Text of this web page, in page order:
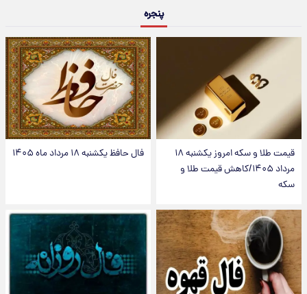
پنجره
قیمت طلا و سکه امروز یکشنبه ۱۸
مرداد ۱۴۰۵/کاهش قیمت طلا و
سکه
فال حافظ یکشنبه ۱۸ مرداد ماه ۱۴۰۵